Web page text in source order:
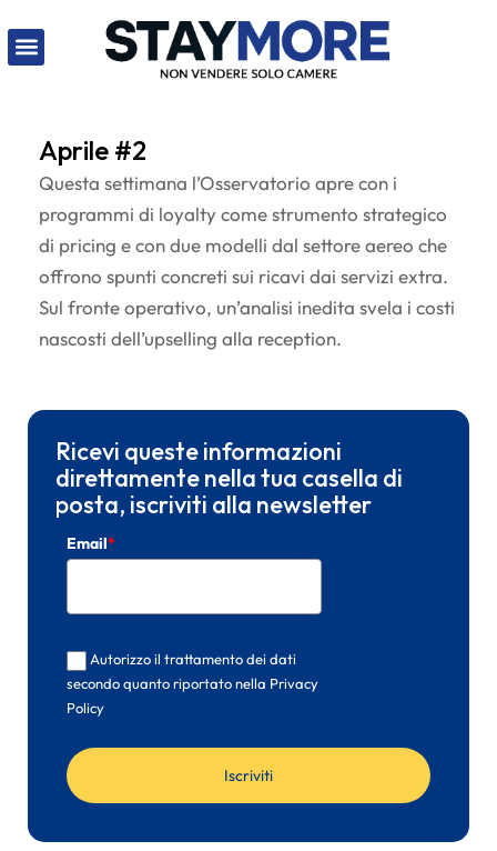
Aprile #2
Questa settimana l’Osservatorio apre con i
programmi di loyalty come strumento strategico
di pricing e con due modelli dal settore aereo che
offrono spunti concreti sui ricavi dai servizi extra.
Sul fronte operativo, un’analisi inedita svela i costi
nascosti dell’upselling alla reception.
Ricevi queste informazioni
direttamente nella tua casella di
posta, iscriviti alla newsletter
Email*
Autorizzo il trattamento dei dati
secondo quanto riportato nella Privacy
Policy
Iscriviti